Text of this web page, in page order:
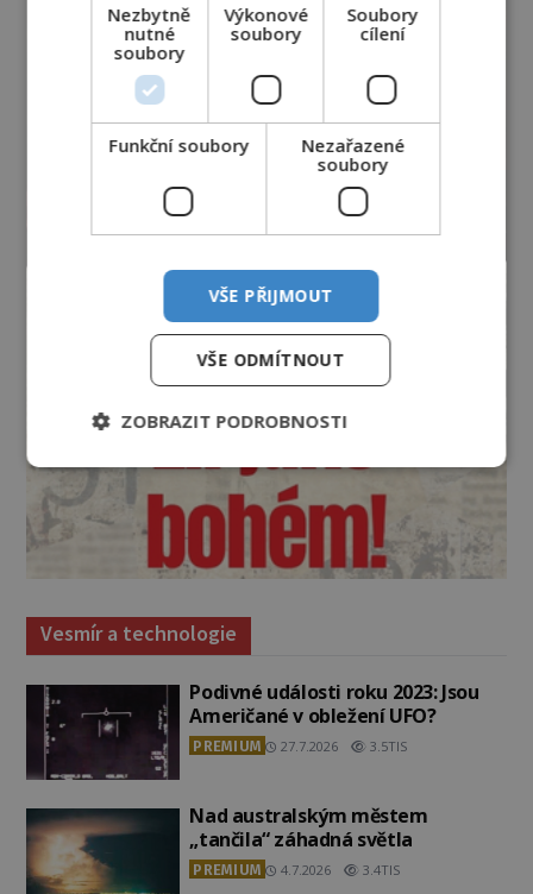
Vesmír a technologie
Podivné události roku 2023: Jsou
Američané v obležení UFO?
PREMIUM 27.7.2026 3.5TIS
Nad australským městem
„tančila“ záhadná světla
PREMIUM 4.7.2026 3.4TIS
Nezbytně
nutné
soubory
Výkonové
soubory
Soubory
cílení
Funkční soubory
Nezařazené
soubory
VŠE PŘIJMOUT
VŠE ODMÍTNOUT
ZOBRAZIT PODROBNOSTI